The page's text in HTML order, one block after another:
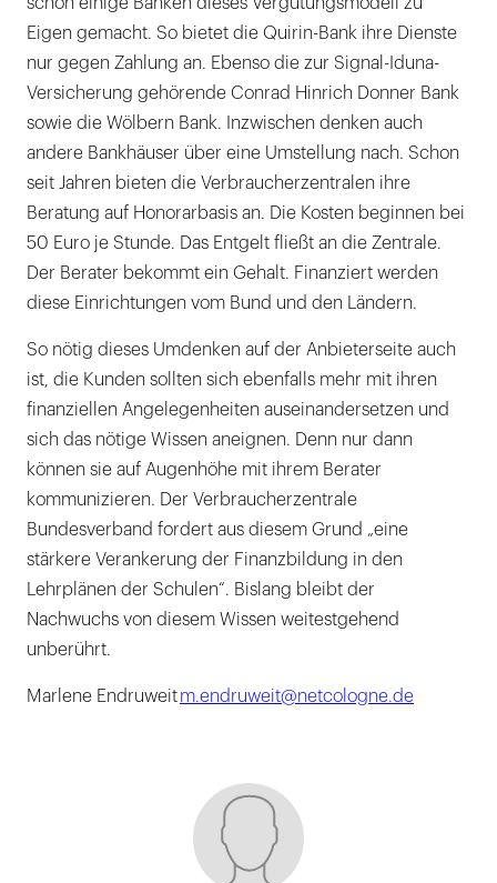
Eigen gemacht. So bietet die Quirin-Bank ihre Dienste
nur gegen Zahlung an. Ebenso die zur Signal-Iduna-
Versicherung gehörende Conrad Hinrich Donner Bank
sowie die Wölbern Bank. Inzwischen denken auch
andere Bankhäuser über eine Umstellung nach. Schon
seit Jahren bieten die Verbraucherzentralen ihre
Beratung auf Honorarbasis an. Die Kosten beginnen bei
50 Euro je Stunde. Das Entgelt fließt an die Zentrale.
Der Berater bekommt ein Gehalt. Finanziert werden
diese Einrichtungen vom Bund und den Ländern.
So nötig dieses Umdenken auf der Anbieterseite auch
ist, die Kunden sollten sich ebenfalls mehr mit ihren
finanziellen Angelegenheiten auseinandersetzen und
sich das nötige Wissen aneignen. Denn nur dann
können sie auf Augenhöhe mit ihrem Berater
kommunizieren. Der Verbraucherzentrale
Bundesverband fordert aus diesem Grund „eine
stärkere Verankerung der Finanzbildung in den
Lehrplänen der Schulen“. Bislang bleibt der
Nachwuchs von diesem Wissen weitestgehend
unberührt.
Marlene Endruweitm.endruweit@netcologne.de